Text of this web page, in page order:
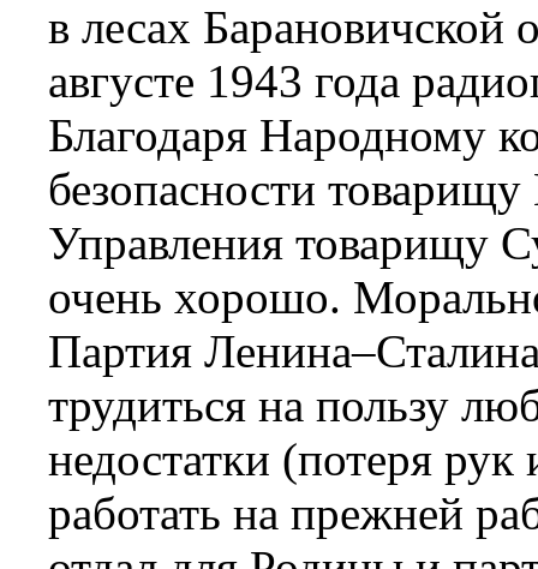
в лесах Барановичской
августе 1943 года
Благодаря Народному
безопасности
Управления товарищу
очень хорошо.
Партия
трудиться на пользу
недостатки (потеря
работать на прежней